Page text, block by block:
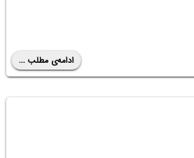
ادامه‌ی مطلب ...